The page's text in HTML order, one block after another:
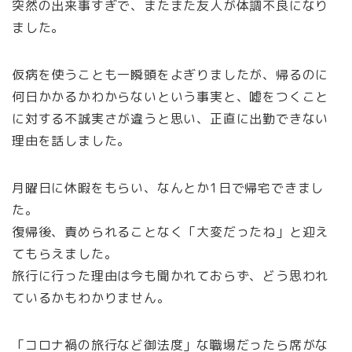
突然の出来事すぎで、またまた友人が体調不良になり
ました。
仮病を使うことも一瞬頭をよぎりましたが、帰るのに
何日かかるかわからないという事実と、嘘をつくこと
に対する不誠実さが違うと思い、正直に出勤できない
理由を話しました。
月曜日に休暇をもらい、なんとか1日で帰宅できまし
た。
復帰後、責められることなく「大変だったね」と迎え
てもらえました。
旅行に行った理由は今も聞かれておらず、どう思われ
ているかもわかりません。
「コロナ禍の旅行など御法度」な職場だったら席がな